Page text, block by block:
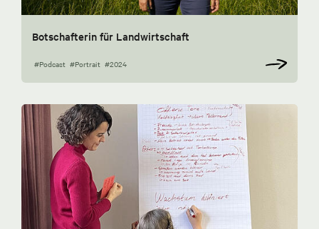
Botschafterin für Landwirtschaft
#Podcast #Portrait #2024